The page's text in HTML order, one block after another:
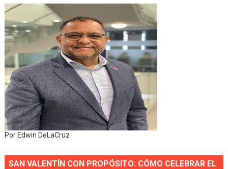
Por Edwin DeLaCruz
SAN VALENTÍN CON PROPÓSITO: CÓMO CELEBRAR EL